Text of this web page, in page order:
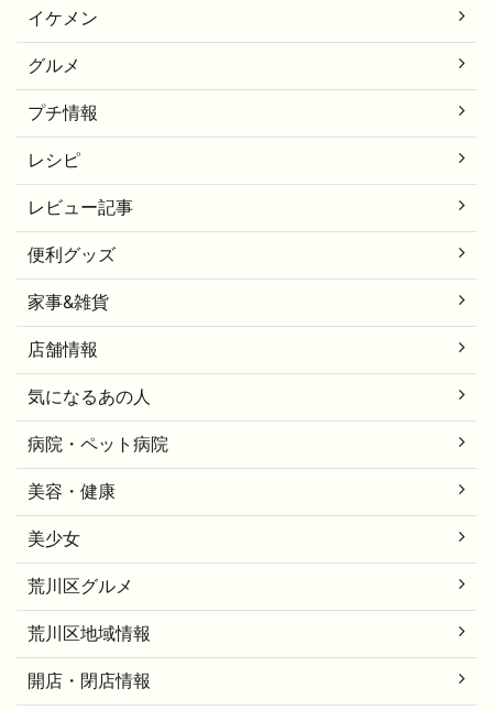
イケメン
グルメ
プチ情報
レシピ
レビュー記事
便利グッズ
家事&雑貨
店舗情報
気になるあの人
病院・ペット病院
美容・健康
美少女
荒川区グルメ
荒川区地域情報
開店・閉店情報